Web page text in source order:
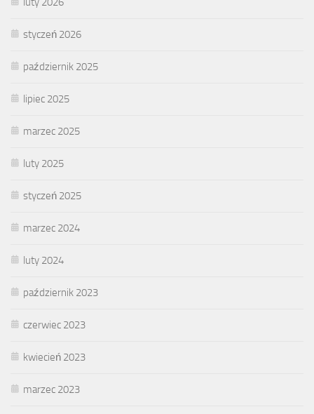
styczeń 2026
październik 2025
lipiec 2025
marzec 2025
luty 2025
styczeń 2025
marzec 2024
luty 2024
październik 2023
czerwiec 2023
kwiecień 2023
marzec 2023